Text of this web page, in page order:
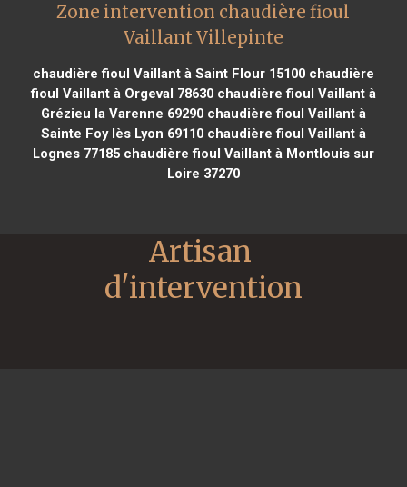
Zone intervention chaudière fioul
Vaillant Villepinte
chaudière fioul Vaillant à Saint Flour 15100chaudière
fioul Vaillant à Orgeval 78630chaudière fioul Vaillant à
Grézieu la Varenne 69290chaudière fioul Vaillant à
Sainte Foy lès Lyon 69110chaudière fioul Vaillant à
Lognes 77185chaudière fioul Vaillant à Montlouis sur
Loire 37270
Artisan
d'intervention